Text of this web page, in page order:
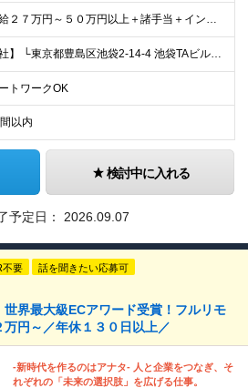
・月給２７万円～５０万円以上＋諸手当＋インセンティブ ※超過分は別途全額支給します。 【 入社時の想定年収 】 ・年収４５０万円 ＜インセンティブ制度について＞ 社員一人ひとりの頑張りを多角的に評
【本社】 └東京都豊島区池袋2-14-4 池袋TAビル8F ★あなたの希望を最大限考慮！ ・都内（池袋・新宿・渋谷・目黒・青山）・埼玉・千葉・神奈川・茨城・栃木・群馬 ※勤務先は本社または支社とな
トワークOK
以内
検討中に入れる
予定日： 2026.09.07
不要 話を聞きたい応募可
世界最大級ECアワード受賞！フルリモ
円～／年休１３０日以上／
-新時代を作るのはアナタ- 人と企業をつなぎ、そ
れぞれの「未来の選択肢」を広げる仕事。